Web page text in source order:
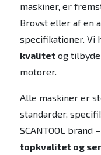
maskiner, er
Brovst eller af en
specifikationer. Vi
kvalitetog
motorer.
Alle maskiner er
standarder,
SCANTOOL brand –
topkvalitet og